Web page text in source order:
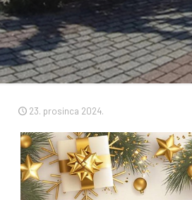
23. prosinca 2024.